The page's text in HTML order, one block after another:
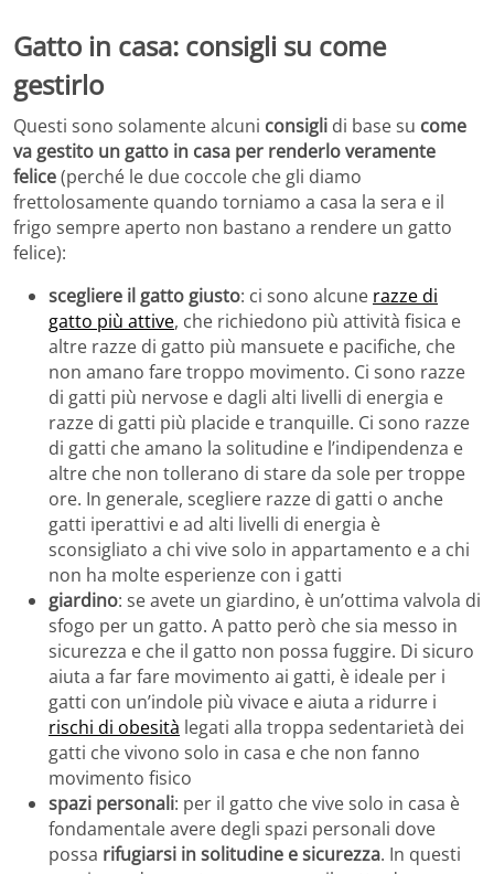
Gatto in casa: consigli su come
gestirlo
Questi sono solamente alcuni consigli di base su come
va gestito un gatto in casa per renderlo veramente
felice(perché le due coccole che gli diamo
frettolosamente quando torniamo a casa la sera e il
frigo sempre aperto non bastano a rendere un gatto
felice):
scegliere il gatto giusto: ci sono alcune razze di
gatto più attive, che richiedono più attività fisica e
altre razze di gatto più mansuete e pacifiche, che
non amano fare troppo movimento. Ci sono razze
di gatti più nervose e dagli alti livelli di energia e
razze di gatti più placide e tranquille. Ci sono razze
di gatti che amano la solitudine e l’indipendenza e
altre che non tollerano di stare da sole per troppe
ore. In generale, scegliere razze di gatti o anche
gatti iperattivi e ad alti livelli di energia è
sconsigliato a chi vive solo in appartamento e a chi
non ha molte esperienze con i gatti
giardino: se avete un giardino, è un’ottima valvola di
sfogo per un gatto. A patto però che sia messo in
sicurezza e che il gatto non possa fuggire. Di sicuro
aiuta a far fare movimento ai gatti, è ideale per i
gatti con un’indole più vivace e aiuta a ridurre i
rischi di obesità legati alla troppa sedentarietà dei
gatti che vivono solo in casa e che non fanno
movimento fisico
spazi personali: per il gatto che vive solo in casa è
fondamentale avere degli spazi personali dove
possa rifugiarsi in solitudine e sicurezza. In questi